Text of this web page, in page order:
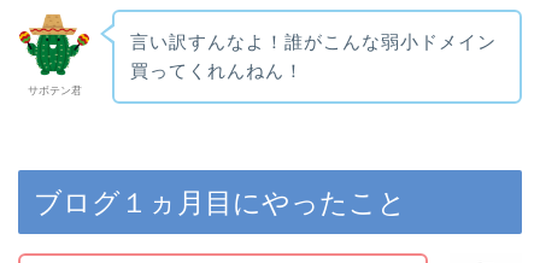
サボテン君
言い訳すんなよ！誰がこんな弱小ドメイン
買ってくれんねん！
ブログ１ヵ月目にやったこと